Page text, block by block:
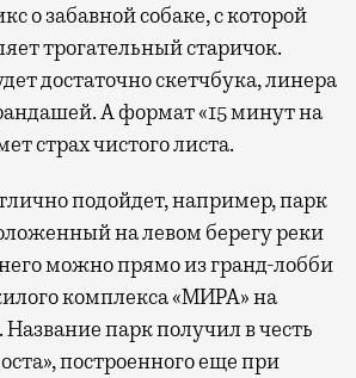
о забавной собаке, с которой
трогательный старичок.
достаточно скетчбука, линера
А формат «15 минут на
страх чистого листа.
подойдет, например, парк
на левом берегу реки
можно прямо из гранд-лобби
комплекса «МИРА» на
парк получил в честь
построенного еще при